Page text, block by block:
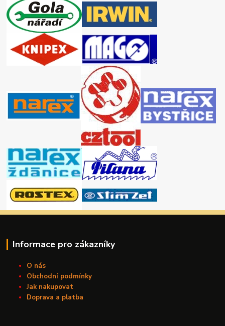
Informace pro zákazníky
O nás
Obchodní podmínky
Jak nakupovat
Doprava a platba